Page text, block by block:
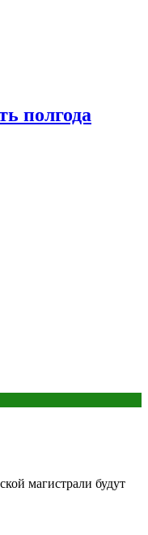
полгода
магистрали будут